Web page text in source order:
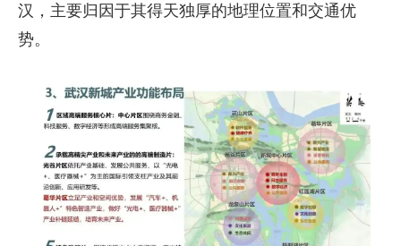
汉，主要归因于其得天独厚的地理位置和交通优
势。